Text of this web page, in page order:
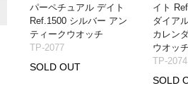
パーペチュアル デイト
Ref.1500 シルバー アン
ティークウオッチ
TP-2077
SOLD OUT
イト
ダイア
カレン
ウオッチ
TP-2074
SOLD